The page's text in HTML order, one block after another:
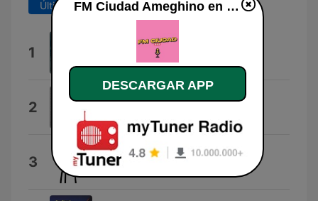
Últimos 7 días Últimos 30 días
1 Walkin the Floor
Mike Bloomfield
2 Tell Me Baby
3 Cuña Claus
FM Ciudad Ameghino en vivo
DESCARGAR APP